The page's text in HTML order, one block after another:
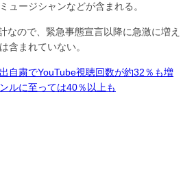
ュージシャンなどが含まれる。
なので、緊急事態宣言以降に急激に増え
含まれていない。
自粛でYouTube視聴回数が約32％も増
ルに至っては40％以上も